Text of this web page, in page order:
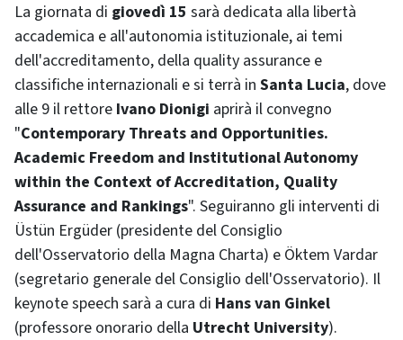
La giornata di giovedì 15 sarà dedicata alla libertà
accademica e all'autonomia istituzionale, ai temi
dell'accreditamento, della quality assurance e
classifiche internazionali e si terrà in Santa Lucia, dove
alle 9 il rettore Ivano Dionigi aprirà il convegno
"Contemporary Threats and Opportunities.
Academic Freedom and Institutional Autonomy
within the Context of Accreditation, Quality
Assurance and Rankings". Seguiranno gli interventi di
Üstün Ergüder (presidente del Consiglio
dell'Osservatorio della Magna Charta) e Öktem Vardar
(segretario generale del Consiglio dell'Osservatorio). Il
keynote speech sarà a cura di Hans van Ginkel
(professore onorario della Utrecht University).